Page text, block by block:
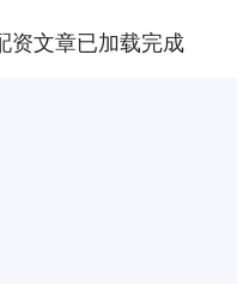
资文章已加载完成